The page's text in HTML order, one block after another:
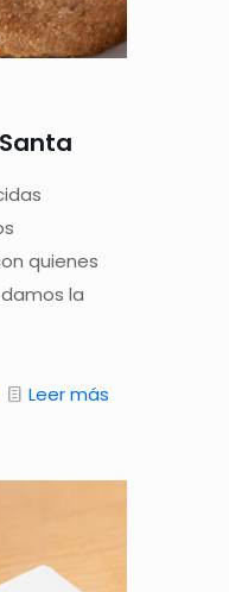
quienes
la
Leer más